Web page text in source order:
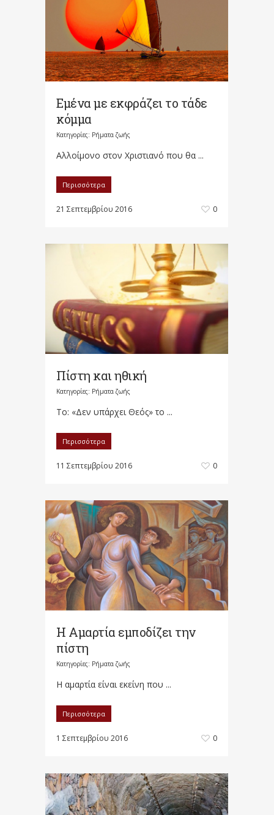
Εμένα με εκφράζει το τάδε
κόμμα
Κατηγορίες: Ρήματα ζωής
Αλλοίμονο στον Χριστιανό που θα ...
Περισσότερα
21 Σεπτεμβρίου 2016 0
Πίστη και ηθική
Κατηγορίες: Ρήματα ζωής
Το: «Δεν υπάρχει Θεός» το ...
Περισσότερα
11 Σεπτεμβρίου 2016 0
Η Αμαρτία εμποδίζει την
πίστη
Κατηγορίες: Ρήματα ζωής
Η αμαρτία είναι εκείνη που ...
Περισσότερα
1 Σεπτεμβρίου 2016 0